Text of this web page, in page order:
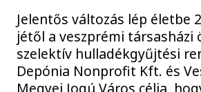
Jelentős változás lép életbe
jétől a veszprémi társasházi
szelektív hulladékgyűjtési
Depónia Nonprofit Kft. és
Megyei Jogú Város célja,